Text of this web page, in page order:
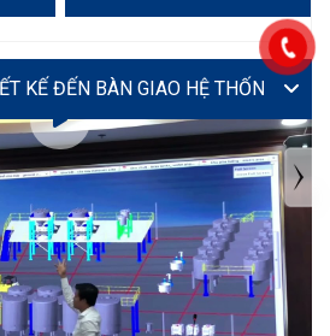
VIDEO
MỚI NHẤT
KẾ TOÁN